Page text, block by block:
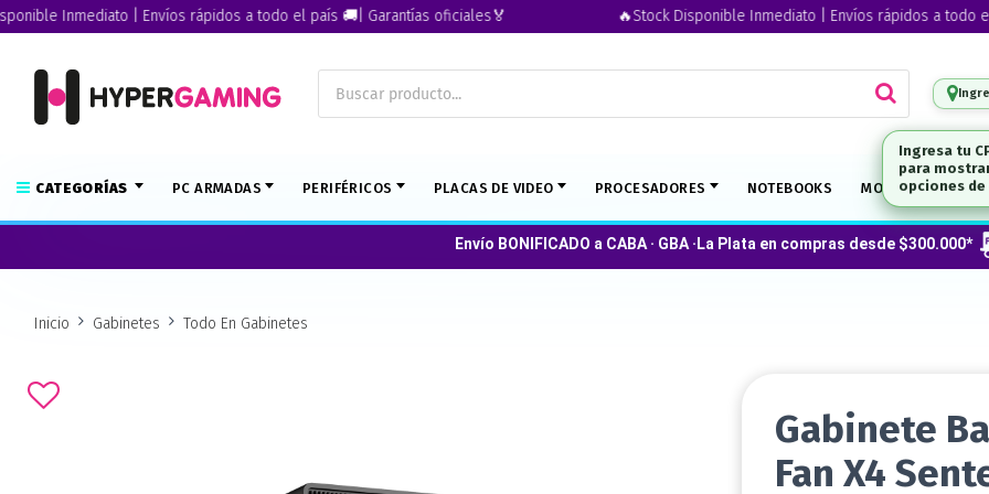
Inmediato | Envíos rápidos a todo el país 🚚| Garantías oficiales🏅 🔥Stock Disponible Inmediato | Envíos rápidos a todo el país
CATEGORÍAS PC ARMADAS PERIFÉRICOS PLACAS DE VIDEO PROCESADORES NOTEBOOKS MONITORES
Envío BONIFICADO a CABA · GBA ·La Plata en compras desde $300.000*
Inicio Gabinetes Todo En Gabinetes
Gabinete
Fan X4